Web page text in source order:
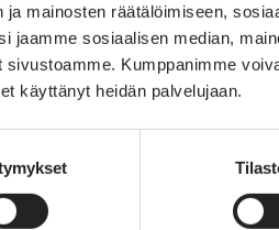
mainosten räätälöimiseen,
jaamme sosiaalisen median,
Kumppanimme
käyttänyt heidän palvelujaan.